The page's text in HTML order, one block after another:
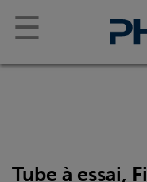
☰
Tube à essai,